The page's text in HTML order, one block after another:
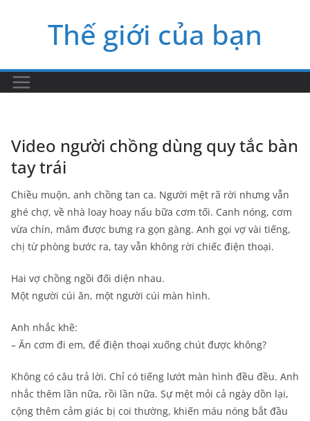
Thế giới của bạn
Video người chồng dùng quy tắc bàn
tay trái
Chiều muộn, anh chồng tan ca. Người mệt rã rời nhưng vẫn
ghé chợ, về nhà loay hoay nấu bữa cơm tối. Canh nóng, cơm
vừa chín, mâm được bưng ra gọn gàng. Anh gọi vợ vài tiếng,
chị từ phòng bước ra, tay vẫn không rời chiếc điện thoại.
Hai vợ chồng ngồi đối diện nhau.
Một người cúi ăn, một người cúi màn hình.
Anh nhắc khẽ:
– Ăn cơm đi em, để điện thoại xuống chút được không?
Không có câu trả lời. Chỉ có tiếng lướt màn hình đều đều. Anh
nhắc thêm lần nữa, rồi lần nữa. Sự mệt mỏi cả ngày dồn lại,
cộng thêm cảm giác bị coi thường, khiến máu nóng bắt đầu